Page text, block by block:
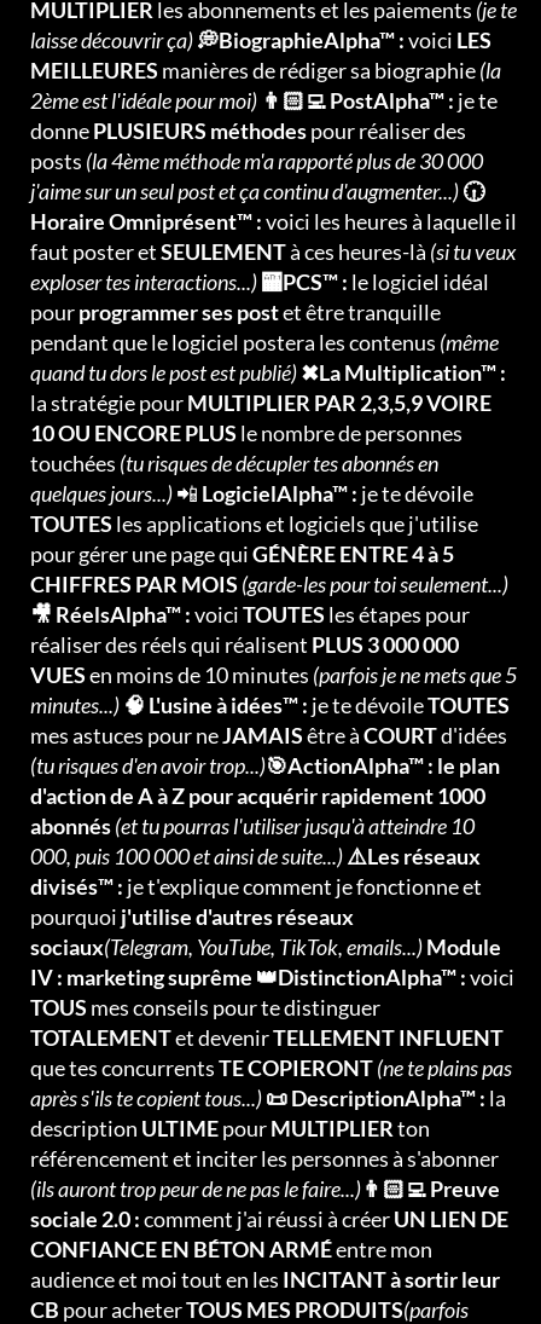
MULTIPLIER les abonnements et les paiements (je te
laisse découvrir ça)💭BiographieAlpha™ :voici LES
MEILLEURES manières de rédiger sa biographie(la
2ème est l'idéale pour moi) 👨🏻‍💻 PostAlpha™ : je te
donnePLUSIEURS méthodespour réaliser des
posts (la 4ème méthode m'a rapporté plus de 30 000
j'aime sur un seul post et ça continu d'augmenter...)🕡
Horaire Omniprésent™ :voici les heures à laquelle il
faut poster etSEULEMENTà ces heures-là (si tu veux
exploser tes interactions...)🏧PCS™ : le logiciel idéal
pourprogrammer ses postet être tranquille
pendant que le logiciel postera les contenus (même
quand tu dors le post est publié)✖La Multiplication™ :
la stratégie pourMULTIPLIER PAR 2,3,5,9 VOIRE
10 OU ENCORE PLUS le nombre de personnes
touchées (tu risques de décupler tes abonnés en
quelques jours...)📲 LogicielAlpha™ : je te dévoile
TOUTES les applications et logiciels que j'utilise
pour gérer une page quiGÉNÈRE ENTRE 4 à 5
CHIFFRES PAR MOIS (garde-les pour toi seulement...)
🎥 RéelsAlpha™ :voiciTOUTES les étapes pour
réaliser des réels qui réalisent PLUS 3 000 000
VUESen moins de 10 minutes (parfois je ne mets que 5
minutes...) 🧠 L'usine à idées™ : je te dévoileTOUTES
mes astuces pour neJAMAISêtre àCOURTd'idées
(tu risques d'en avoir trop...)🎯ActionAlpha™ : le plan
d'action de A à Z pour acquérir rapidement 1000
abonnés(et tu pourras l'utiliser jusqu'à atteindre 10
000, puis 100 000 et ainsi de suite...)⚠️Les réseaux
divisés™ : je t'explique comment je fonctionne et
pourquoi j'utilise d'autres réseaux
sociaux(Telegram, YouTube, TikTok, emails...)Module
IV : marketing suprême 👑DistinctionAlpha™ :voici
TOUS mes conseils pour te distinguer
TOTALEMENTet devenirTELLEMENT INFLUENT
que tes concurrentsTE COPIERONT(ne te plains pas
après s'ils te copient tous...)📜 DescriptionAlpha™ : la
description ULTIMEpourMULTIPLIERton
référencement et inciter les personnes à s'abonner
(ils auront trop peur de ne pas le faire...)👨🏻‍💻 Preuve
sociale 2.0 :comment j'ai réussi à créerUN LIEN DE
CONFIANCE EN BÉTON ARMÉentre mon
audience et moi tout en les INCITANT à sortir leur
CB pour acheterTOUS MES PRODUITS(parfois